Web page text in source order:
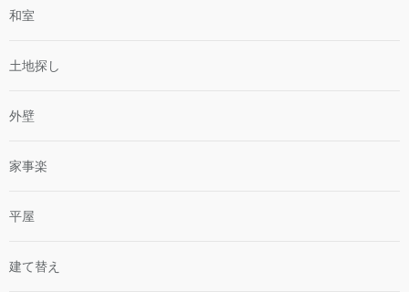
和室
土地探し
外壁
家事楽
平屋
建て替え